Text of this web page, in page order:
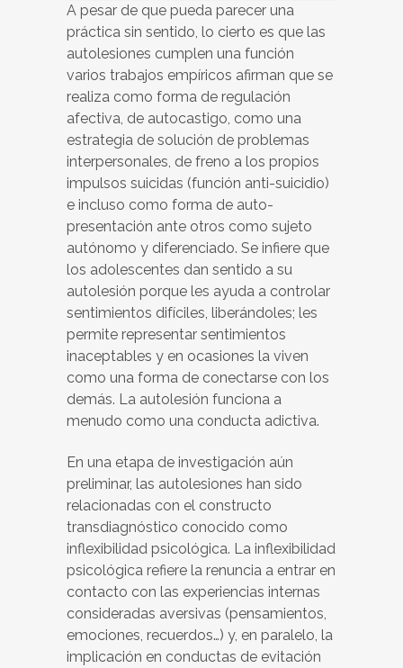
A pesar de que pueda parecer una
práctica sin sentido, lo cierto es que las
autolesiones cumplen una función
varios trabajos empíricos afirman que se
realiza como forma de regulación
afectiva, de autocastigo, como una
estrategia de solución de problemas
interpersonales, de freno a los propios
impulsos suicidas (función anti-suicidio)
e incluso como forma de auto-
presentación ante otros como sujeto
autónomo y diferenciado. Se infiere que
los adolescentes dan sentido a su
autolesión porque les ayuda a controlar
sentimientos difíciles, liberándoles; les
permite representar sentimientos
inaceptables y en ocasiones la viven
como una forma de conectarse con los
demás. La autolesión funciona a
menudo como una conducta adictiva.
En una etapa de investigación aún
preliminar, las autolesiones han sido
relacionadas con el constructo
transdiagnóstico conocido como
inflexibilidad psicológica. La inflexibilidad
psicológica refiere la renuncia a entrar en
contacto con las experiencias internas
consideradas aversivas (pensamientos,
emociones, recuerdos…) y, en paralelo, la
implicación en conductas de evitación